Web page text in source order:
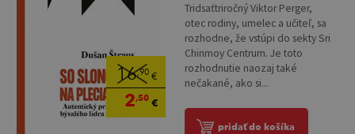
16,90€
2,50€
Tridsaťtriročný Viktor Perger,
otec rodiny, umelec a učiteľ, sa
rozhodne, že vstúpi do sekty Sri
Chinmoy Centrum. Je toto
rozhodnutie naozaj také
nečakané, ako si...
pridať do košíka